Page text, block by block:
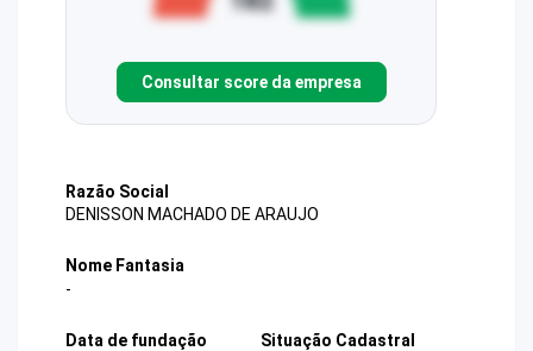
Consultar score da empresa
Razão Social
DENISSON MACHADO DE ARAUJO
Nome Fantasia
-
Data de fundação
Situação Cadastral